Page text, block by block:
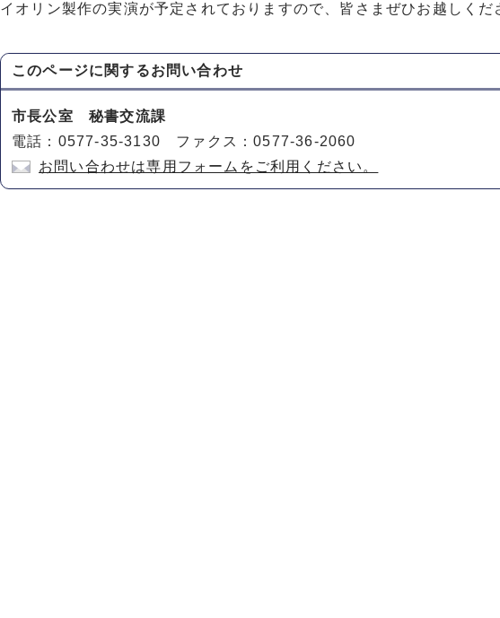
イオリン製作の実演が予定されておりますので、皆さまぜひお越しくだ
このページに関するお問い合わせ
市長公室 秘書交流課
電話：0577-35-3130 ファクス：0577-36-2060
お問い合わせは専用フォームをご利用ください。